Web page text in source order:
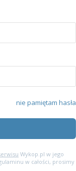
nie pamiętam hasła
Wykop.pl w jego
w całości, prosimy